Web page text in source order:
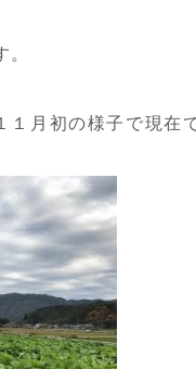
月初の様子で現在